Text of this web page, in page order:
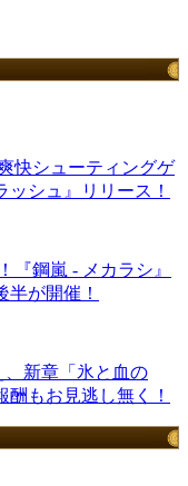
快シューティングゲ
シュ』リリース！
『鋼嵐 - メカラシ』
が開催！
、新章「氷と血の
もお見逃し無く！